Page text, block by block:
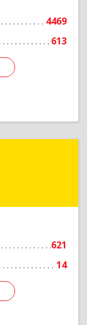
4469
613
621
14
г, Советская